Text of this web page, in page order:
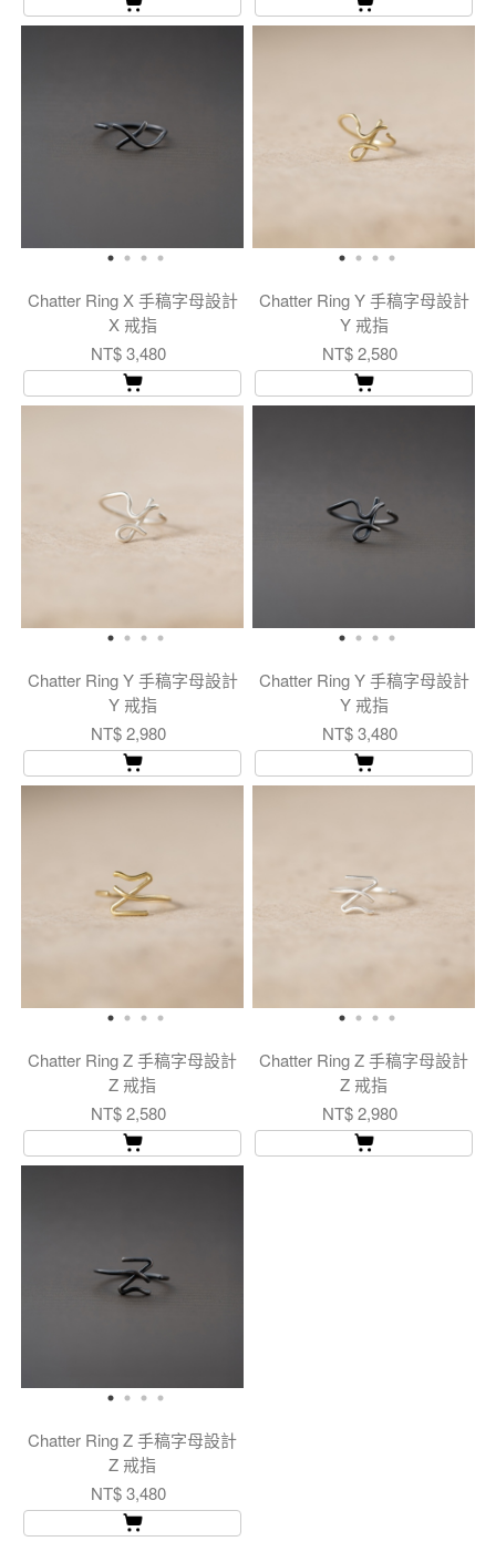
Chatter Ring X 手稿字母設計
X 戒指
NT$ 3,480
Chatter Ring Y 手稿字母設計
Y 戒指
NT$ 2,580
Chatter Ring Y 手稿字母設計
Y 戒指
NT$ 2,980
Chatter Ring Y 手稿字母設計
Y 戒指
NT$ 3,480
Chatter Ring Z 手稿字母設計
Z 戒指
NT$ 2,580
Chatter Ring Z 手稿字母設計
Z 戒指
NT$ 2,980
Chatter Ring Z 手稿字母設計
Z 戒指
NT$ 3,480